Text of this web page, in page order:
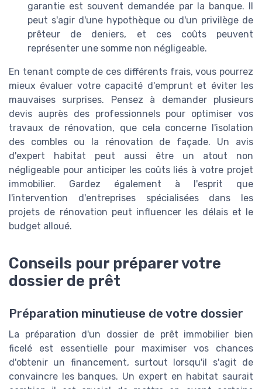
garantie est souvent demandée par la banque. Il
peut s'agir d'une hypothèque ou d'un privilège de
prêteur de deniers, et ces coûts peuvent
représenter une somme non négligeable.
En tenant compte de ces différents frais, vous pourrez
mieux évaluer votre capacité d'emprunt et éviter les
mauvaises surprises. Pensez à demander plusieurs
devis auprès des professionnels pour optimiser vos
travaux de rénovation, que cela concerne l'isolation
des combles ou la rénovation de façade. Un avis
d'expert habitat peut aussi être un atout non
négligeable pour anticiper les coûts liés à votre projet
immobilier. Gardez également à l'esprit que
l'intervention d'entreprises spécialisées dans les
projets de rénovation peut influencer les délais et le
budget alloué.
Conseils pour préparer votre
dossier de prêt
Préparation minutieuse de votre dossier
La préparation d'un dossier de prêt immobilier bien
ficelé est essentielle pour maximiser vos chances
d'obtenir un financement, surtout lorsqu'il s'agit de
convaincre les banques. Un expert en habitat saurait